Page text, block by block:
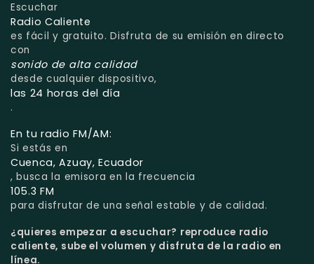
Escuchar
Radio Caliente
es fácil y gratuito. Disfruta de su emisión en directo
con
sonido de alta calidad
desde cualquier dispositivo,
las 24 horas del día
.
En tu radio FM/AM:
Si estás en
Cuenca, Azuay, Ecuador
, busca la emisora en la frecuencia
105.3 FM
para disfrutar de una señal estable y de calidad.
¿quieres empezar a escuchar? reproduce radio
caliente, sube el volumen y disfruta de la radio en
línea.